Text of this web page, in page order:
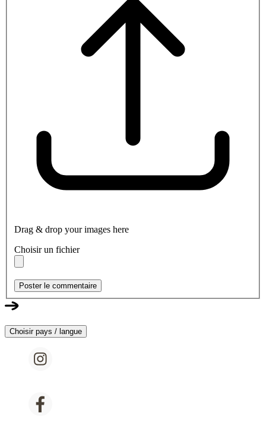
Drag & drop your images here
Choisir un fichier
Poster le commentaire
Choisir pays / langue